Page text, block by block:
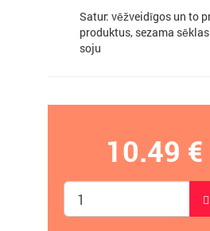
Satur: vēžveidīgos un to
produktus, sezama
soju
10.49 €